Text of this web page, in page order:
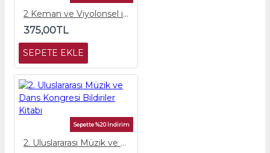
2 Keman ve Viyolonsel için Türkü Düzenlemeleri
375,00TL
SEPETE EKLE
Sepette %20 İndirim
2. Uluslararası Müzik ve Dans Kongresi Bildiriler Kitabı